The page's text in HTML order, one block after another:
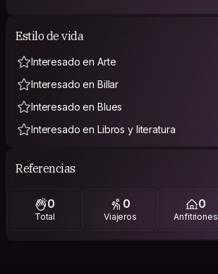
Estilo de vida
Interesado en Arte
Interesado en Billar
Interesado en Blues
Interesado en Libros y literatura
Referencias
0
Total
0
Viajeros
0
Anfitriones